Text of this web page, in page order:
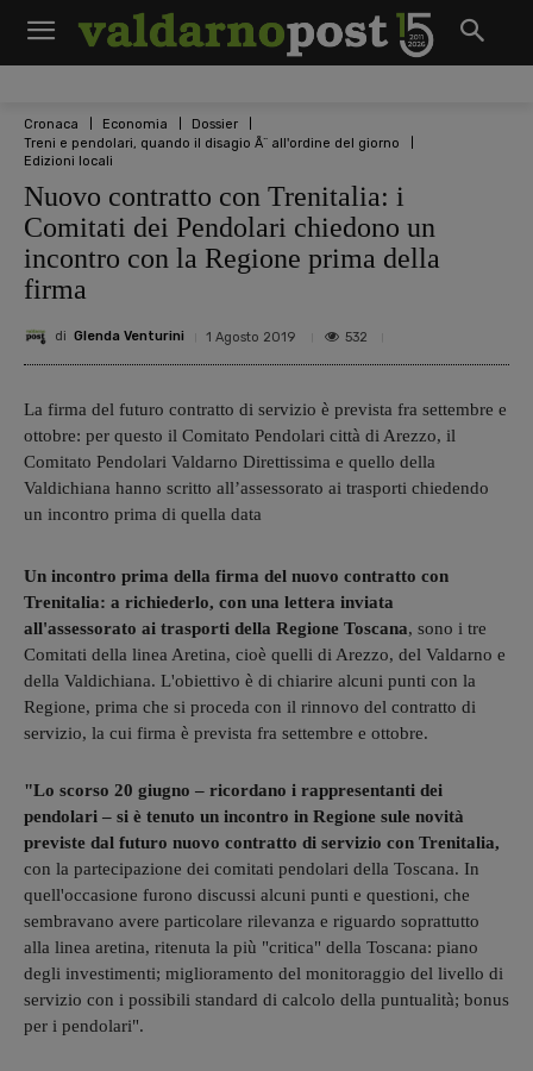
Cronaca Economia
Dossier
Treni e pendolari, quando il disagio Ã¨ all'ordine del giorno
Edizioni locali
Nuovo contratto con Trenitalia: i
Comitati dei Pendolari chiedono un
incontro con la Regione prima della
firma
di Glenda Venturini 1 Agosto 2019 532
La firma del futuro contratto di servizio è prevista fra settembre e
ottobre: per questo il Comitato Pendolari città di Arezzo, il
Comitato Pendolari Valdarno Direttissima e quello della
Valdichiana hanno scritto all’assessorato ai trasporti chiedendo
un incontro prima di quella data
Un incontro prima della firma del nuovo contratto con
Trenitalia: a richiederlo, con una lettera inviata
all'assessorato ai trasporti della Regione Toscana, sono i tre
Comitati della linea Aretina, cioè quelli di Arezzo, del Valdarno e
della Valdichiana. L'obiettivo è di chiarire alcuni punti con la
Regione, prima che si proceda con il rinnovo del contratto di
servizio, la cui firma è prevista fra settembre e ottobre.
"Lo scorso 20 giugno – ricordano i rappresentanti dei
pendolari – si è tenuto un incontro in Regione sule novità
previste dal futuro nuovo contratto di servizio con Trenitalia,
con la partecipazione dei comitati pendolari della Toscana. In
quell'occasione furono discussi alcuni punti e questioni, che
sembravano avere particolare rilevanza e riguardo soprattutto
alla linea aretina, ritenuta la più "critica" della Toscana: piano
degli investimenti; miglioramento del monitoraggio del livello di
servizio con i possibili standard di calcolo della puntualità; bonus
per i pendolari".